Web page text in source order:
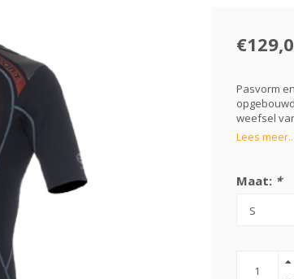
Pasvorm
weefsel
Lees meer..
Maat: *